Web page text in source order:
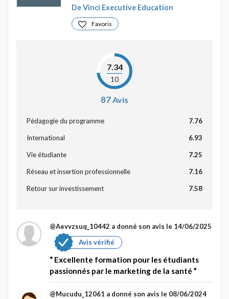
De Vinci Executive Education
Favoris
7.34
10
87Avis
Pédagogie du programme 7.76
International 6.93
Vie étudiante 7.25
Réseau et insertion professionnelle 7.16
Retour sur investissement 7.58
@Aevvzsuq_10442 a donné son avis le 14/06/2025
Avis vérifié
Excellente formation pour les étudiants
passionnés par le marketing de la santé
@Mucudu_12061 a donné son avis le 08/06/2024